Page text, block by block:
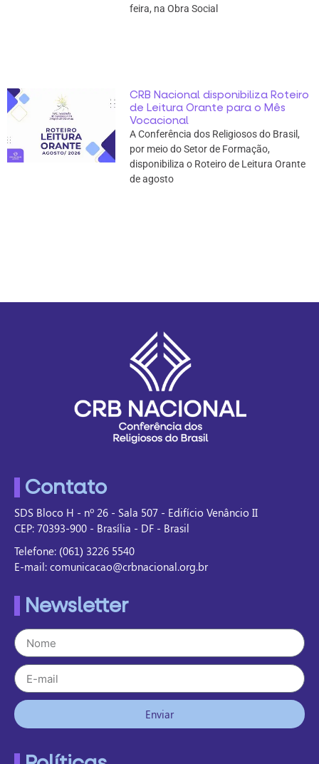
feira, na Obra Social
CRB Nacional disponibiliza Roteiro
de Leitura Orante para o Mês
Vocacional
A Conferência dos Religiosos do Brasil,
por meio do Setor de Formação,
disponibiliza o Roteiro de Leitura Orante
de agosto
Contato
SDS Bloco H - nº 26 - Sala 507 - Edifício Venâncio II
CEP: 70393-900 - Brasília - DF - Brasil
Telefone: (061) 3226 5540
E-mail: comunicacao@crbnacional.org.br
Newsletter
Enviar